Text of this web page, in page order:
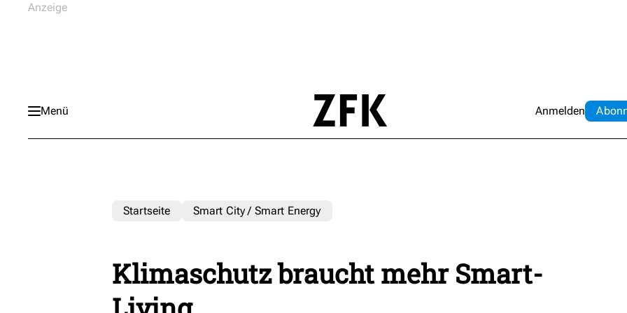
Menü Anmelden Abo
Startseite Smart City / Smart Energy
Klimaschutz braucht mehr Smart-